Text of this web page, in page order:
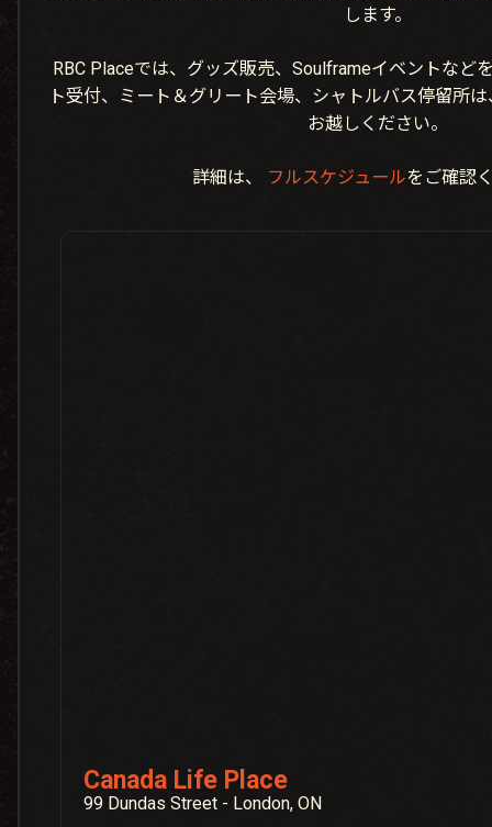
します。
RBC Placeでは、グッズ販売、Soulframeイベントなど
ト受付、ミート＆グリート会場、シャトルバス停留所
お越しください。
詳細は、 フルスケジュールをご確認
Canada Life Place
99 Dundas Street - London, ON